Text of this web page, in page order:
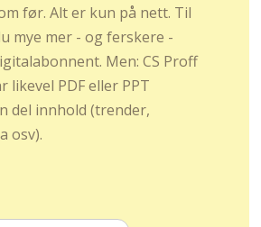
før. Alt er kun på nett. Til
mye mer - og ferskere -
Men: CS Proff
likevel PDF eller PPT
del innhold (trender,
osv).